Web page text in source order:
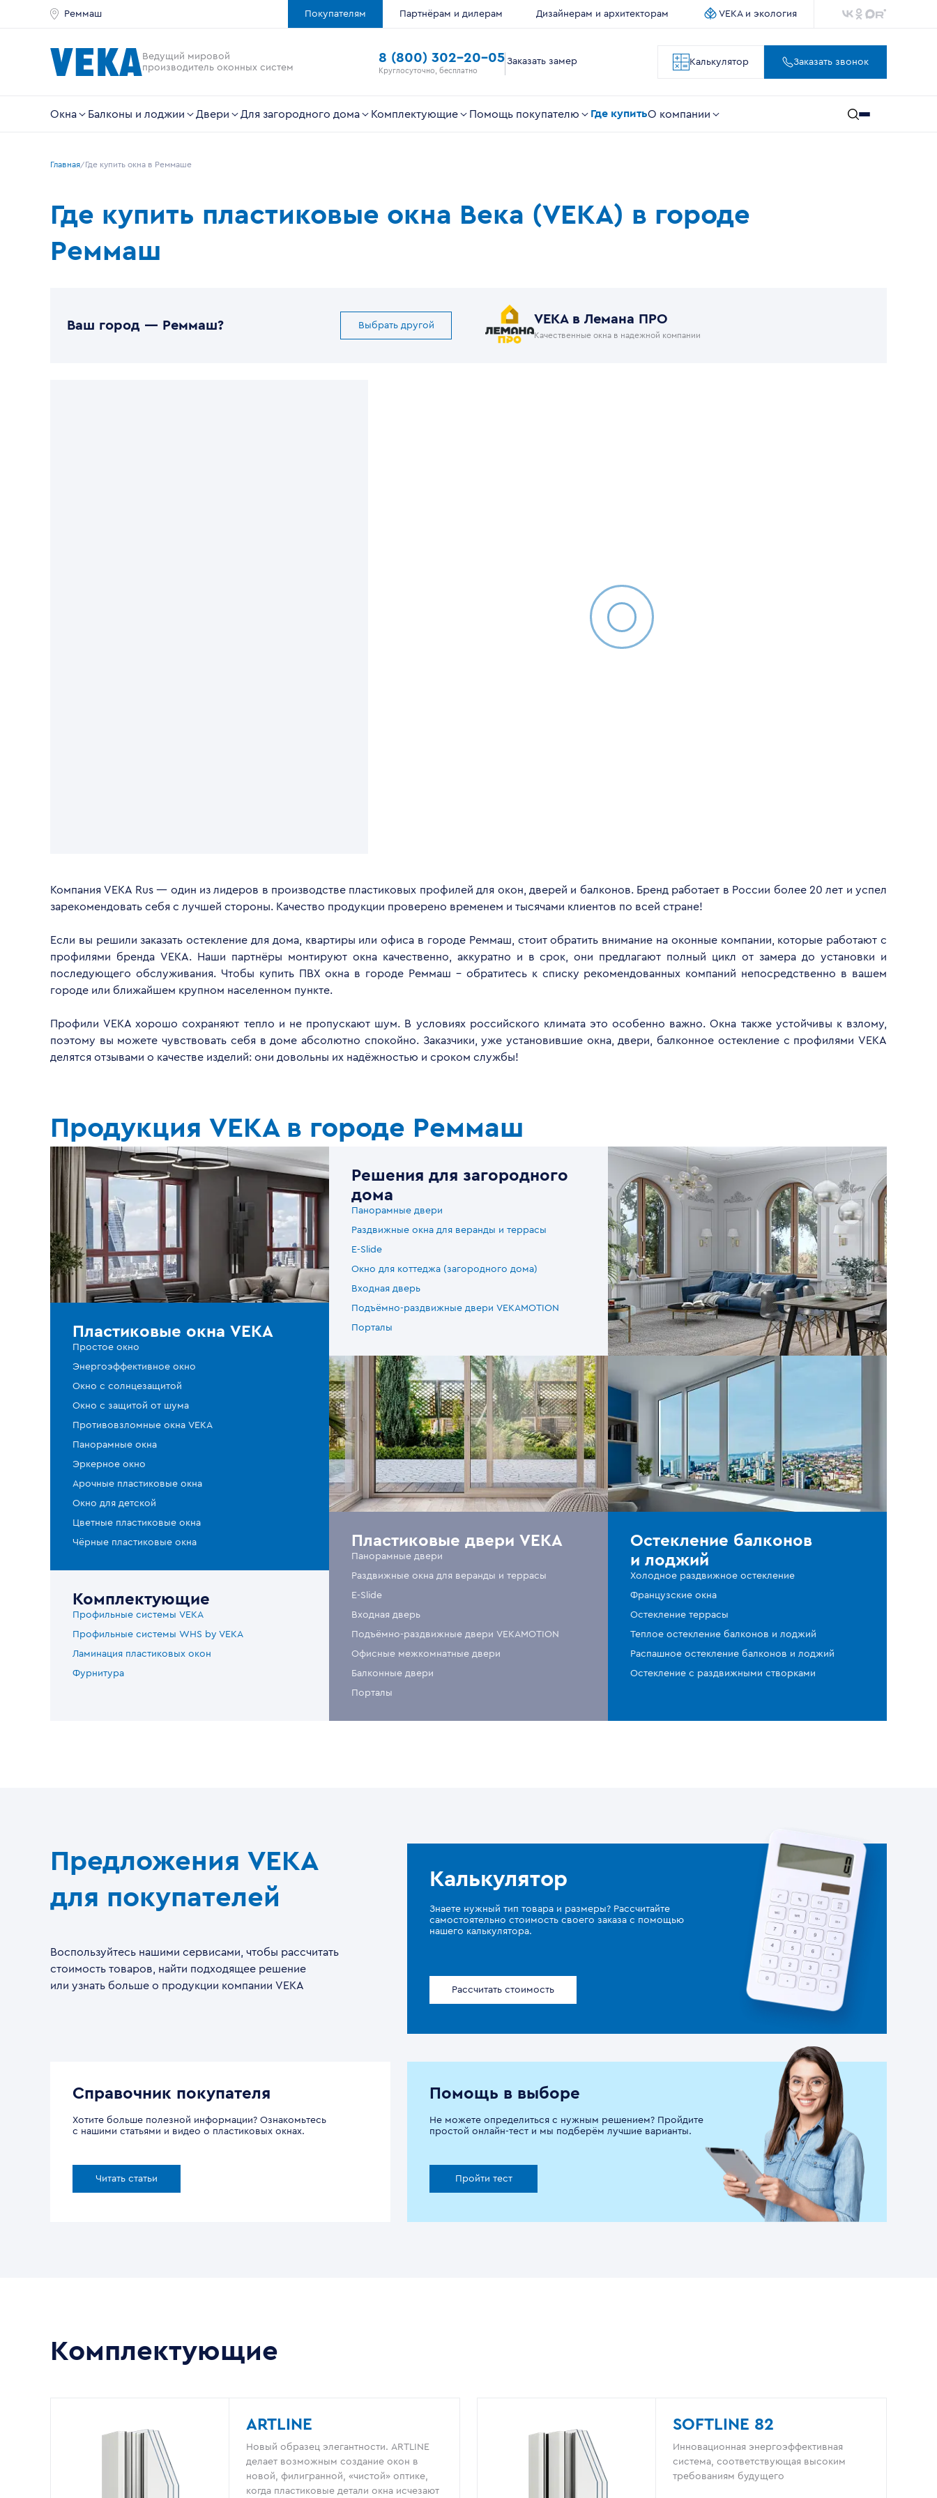
Реммаш Покупателям Партнёрам и дилерам Дизайнерам и архитекторам VEKA и экология
Ведущий мировой
производитель оконных систем
8 (800) 302-20-05
Круглосуточно, бесплатно
Заказать замер Калькулятор Заказать звонок
Окна Балконы и лоджии Двери Для загородного дома Комплектующие Помощь покупателю Где купитьО компании
Главная Где купить окна в Реммаше
Где купить пластиковые окна Века (VEKA) в городе
Реммаш
Ваш город — Реммаш? Выбрать другой VEKA в Лемана ПРО
Качественные окна в надежной компании
Компания VEKA Rus — один из лидеров в производстве пластиковых профилей для окон, дверей и балконов. Бренд работает в России более 20 лет и успел
зарекомендовать себя с лучшей стороны. Качество продукции проверено временем и тысячами клиентов по всей стране!
Если вы решили заказать остекление для дома, квартиры или офиса в городе Реммаш, стоит обратить внимание на оконные компании, которые работают с
профилями бренда VEKA. Наши партнёры монтируют окна качественно, аккуратно и в срок, они предлагают полный цикл от замера до установки и
последующего обслуживания. Чтобы купить ПВХ окна в городе Реммаш - обратитесь к списку рекомендованных компаний непосредственно в вашем
городе или ближайшем крупном населенном пункте.
Профили VEKA хорошо сохраняют тепло и не пропускают шум. В условиях российского климата это особенно важно. Окна также устойчивы к взлому,
поэтому вы можете чувствовать себя в доме абсолютно спокойно. Заказчики, уже установившие окна, двери, балконное остекление с профилями VEKA
делятся отзывами о качестве изделий: они довольны их надёжностью и сроком службы!
Продукция VEKA в городе Реммаш
Пластиковые окна VEKA
Простое окно
Энергоэффективное окно
Окно с солнцезащитой
Окно с защитой от шума
Противовзломные окна VEKA
Панорамные окна
Эркерное окно
Арочные пластиковые окна
Окно для детской
Цветные пластиковые окна
Чёрные пластиковые окна
Комплектующие
Профильные системы VEKA
Профильные системы WHS by VEKA
Ламинация пластиковых окон
Фурнитура
Решения для загородного
дома
Панорамные двери
Раздвижные окна для веранды и террасы
E-Slide
Окно для коттеджа (загородного дома)
Входная дверь
Подъёмно-раздвижные двери VEKAMOTION
Порталы
Пластиковые двери VEKA
Панорамные двери
Раздвижные окна для веранды и террасы
E-Slide
Входная дверь
Подъёмно-раздвижные двери VEKAMOTION
Офисные межкомнатные двери
Балконные двери
Порталы
Остекление балконов
и лоджий
Холодное раздвижное остекление
Французские окна
Остекление террасы
Теплое остекление балконов и лоджий
Распашное остекление балконов и лоджий
Остекление с раздвижными створками
Предложения VEKA
для покупателей
Воспользуйтесь нашими сервисами, чтобы рассчитать
стоимость товаров, найти подходящее решение
или узнать больше о продукции компании VEKA
Калькулятор
Знаете нужный тип товара и размеры? Рассчитайте
самостоятельно стоимость своего заказа с помощью
нашего калькулятора.
Рассчитать стоимость
Справочник покупателя
Хотите больше полезной информации? Ознакомьтесь
с нашими статьями и видео о пластиковых окнах.
Читать статьи
Помощь в выборе
Не можете определиться с нужным решением? Пройдите
простой онлайн-тест и мы подберём лучшие варианты.
Пройти тест
Комплектующие
ARTLINE
Новый образец элегантности. ARTLINE
делает возможным создание окон в
новой, филигранной, «чистой» оптике,
когда пластиковые детали окна исчезают
SOFTLINE 82
Инновационная энергоэффективная
система, соответствующая высоким
требованиям будущего